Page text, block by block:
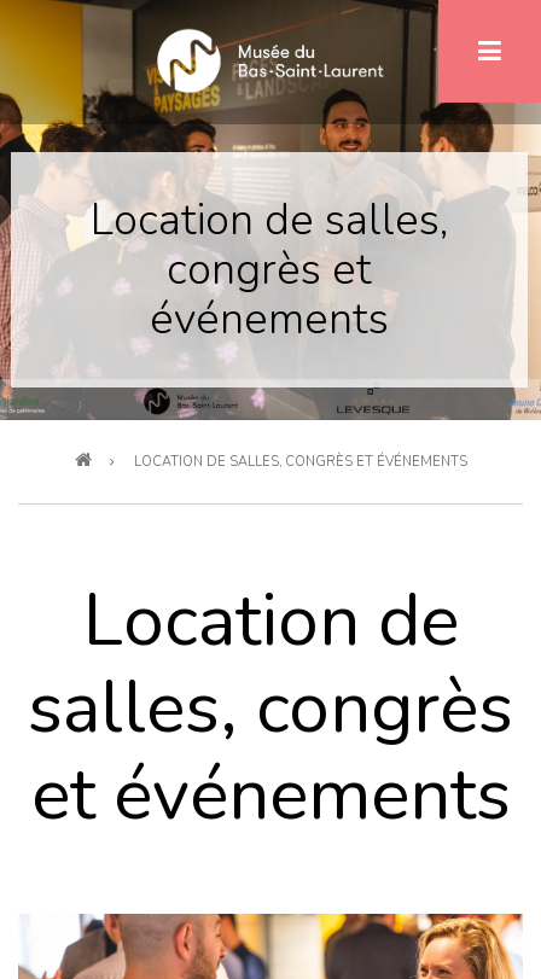
principal
Location de salles,
congrès et
événements
LOCATION DE SALLES, CONGRÈS ET ÉVÉNEMENTS
Location de
salles, congrès
et événements